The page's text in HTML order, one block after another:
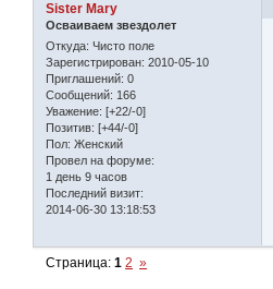
Sister Mary
Осваиваем звездолет
Откуда: Чисто поле
Зарегистрирован: 2010-05-10
Приглашений: 0
Сообщений: 166
Уважение: [+22/-0]
Позитив: [+44/-0]
Пол: Женский
Провел на форуме:
1 день 9 часов
Последний визит:
2014-06-30 13:18:53
Страница:1 2 »